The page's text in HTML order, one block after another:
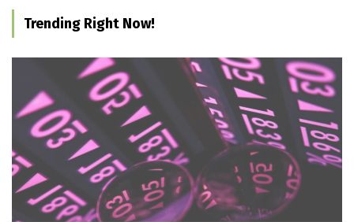
Trending Right Now!